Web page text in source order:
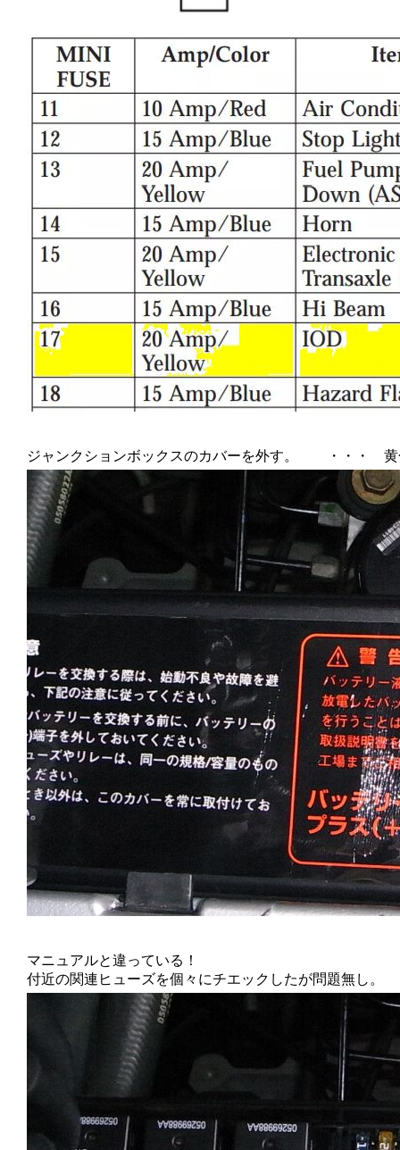
ジャンクションボックスのカバーを外す。 ・・・ 黄
マニュアルと違っている！
付近の関連ヒューズを個々にチエックしたが問題無し。